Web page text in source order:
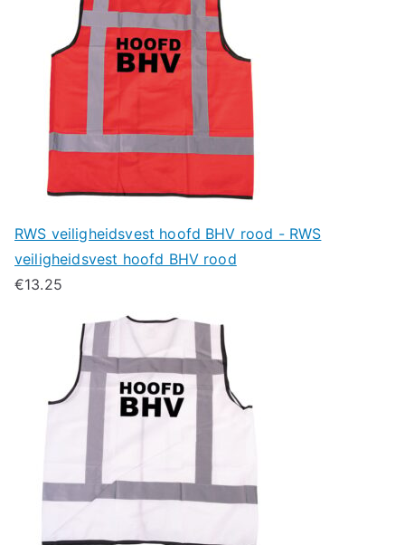
RWS veiligheidsvest hoofd BHV rood - RWS
veiligheidsvest hoofd BHV rood
€13.25